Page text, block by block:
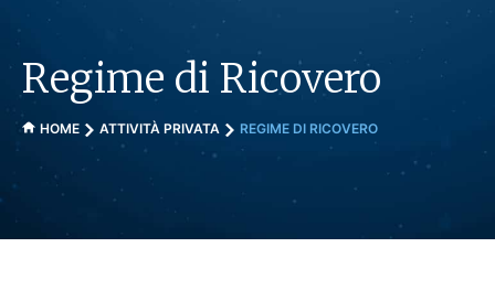
Regime di Ricovero
HOME ATTIVITÀ PRIVATA REGIME DI RICOVERO